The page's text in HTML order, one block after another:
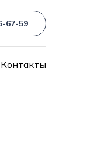
67-59
Контакты